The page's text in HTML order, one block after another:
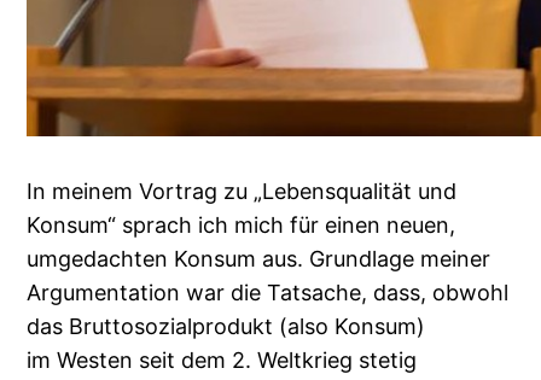
In meinem Vortrag zu „Lebensqualität und
Konsum“ sprach ich mich für einen neuen,
umgedachten Konsum aus. Grundlage meiner
Argumentation war die Tatsache, dass, obwohl
das Bruttosozialprodukt (also Konsum)
im Westen seit dem 2. Weltkrieg stetig